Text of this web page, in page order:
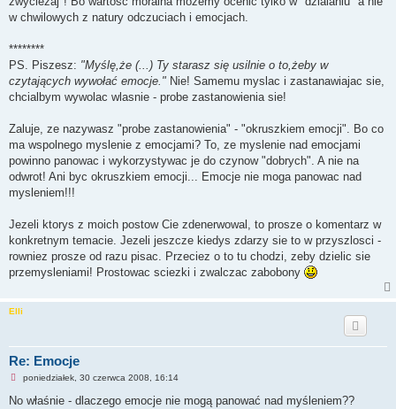
w chwilowych z natury odczuciach i emocjach.
********
PS. Piszesz: "Myślę,że (...) Ty starasz się usilnie o to,żeby w
czytających wywołać emocje." Nie! Samemu myslac i zastanawiajac sie,
chcialbym wywolac wlasnie - probe zastanowienia sie!
Zaluje, ze nazywasz "probe zastanowienia" - "okruszkiem emocji". Bo co
ma wspolnego myslenie z emocjami? To, ze myslenie nad emocjami
powinno panowac i wykorzystywac je do czynow "dobrych". A nie na
odwrot! Ani byc okruszkiem emocji... Emocje nie moga panowac nad
mysleniem!!!
Jezeli ktorys z moich postow Cie zdenerwowal, to prosze o komentarz w
konkretnym temacie. Jezeli jeszcze kiedys zdarzy sie to w przyszlosci -
rowniez prosze od razu pisac. Przeciez o to tu chodzi, zeby dzielic sie
przemysleniami! Prostowac sciezki i zwalczac zabobony
Elli
Re: Emocje
N
e
poniedziałek, 30 czerwca 2008, 16:14
No właśnie - dlaczego emocje nie mogą panować nad myśleniem??